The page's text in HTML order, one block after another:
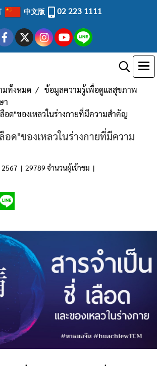
中文版 02 223 1111
มทั้งหมด
ข้อมูลความรู้เพื่อดูแลสุขภาพ
า
อด"ของเหลวในร่างกายที่มีความสำคัญ
อด"ของเหลวในร่างกายที่มีความ
2567 | 29789 จำนวนผู้เข้าชม |